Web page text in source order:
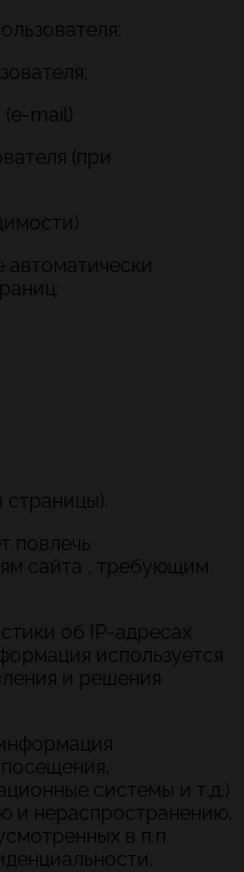
(e-mail)
(при
повлечь
сайта , требующим
об IP-адресах
используется
и решения
системы и т.д.)
и нераспространению,
в п.п.